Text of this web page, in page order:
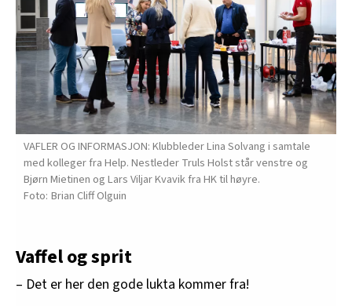
VAFLER OG INFORMASJON: Klubbleder Lina Solvang i samtale
med kolleger fra Help. Nestleder Truls Holst står venstre og
Bjørn Mietinen og Lars Viljar Kvavik fra HK til høyre.
Brian Cliff Olguin
Vaffel og sprit
– Det er her den gode lukta kommer fra!